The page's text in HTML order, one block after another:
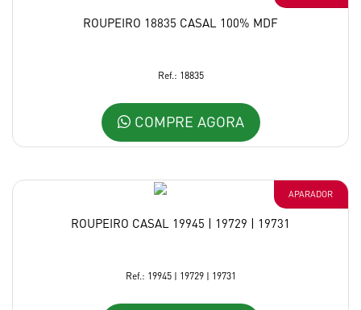
ROUPEIRO 18835 CASAL 100% MDF
Ref.: 18835
COMPRE AGORA
APARADOR
ROUPEIRO CASAL 19945 | 19729 | 19731
Ref.: 19945 | 19729 | 19731